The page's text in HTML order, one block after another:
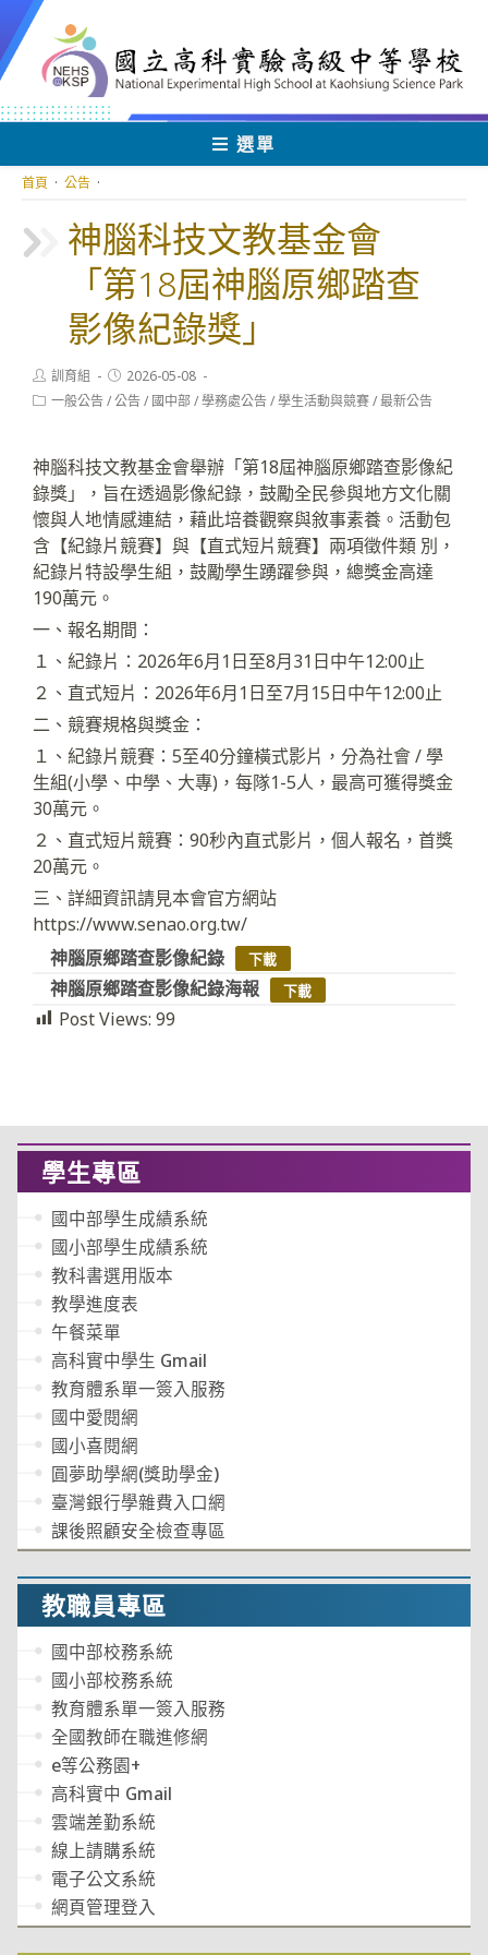
轉
至
要
容
選單
神腦科技文教基金會
「第18屆神腦原鄉踏查
影像紀錄獎」
首頁 · 公告 ·
Post
author:
訓育組
Post
published:
2026-05-08
Post一般公告/公告/ 國中部/學務處公告/學生活動與競賽/最新公告
神腦科技文教基金會舉辦「第18屆神腦原鄉踏查影像紀
錄獎」，旨在透過影像紀錄，鼓勵全民參與地方文化關
懷與人地情感連結，藉此培養觀察與敘事素養。活動包
含【紀錄片競賽】與【直式短片競賽】兩項徵件類 別，
紀錄片特設學生組，鼓勵學生踴躍參與，總獎金高達
190萬元。
一、報名期間：
１、紀錄片：2026年6月1日至8月31日中午12:00止
２、直式短片：2026年6月1日至7月15日中午12:00止
二、競賽規格與獎金：
１、紀錄片競賽：5至40分鐘橫式影片，分為社會 / 學
生組(小學、中學、大專)，每隊1-5人，最高可獲得獎金
30萬元。
２、直式短片競賽：90秒內直式影片，個人報名，首獎
20萬元。
三、詳細資訊請見本會官方網站
https://www.senao.org.tw/
神腦原鄉踏查影像紀錄
下載
神腦原鄉踏查影像紀錄海報 下載
Post Views: 99
學生專區
國中部學生成績系統
國小部學生成績系統
教科書選用版本
教學進度表
午餐菜單
高科實中學生 Gmail
教育體系單一簽入服務
國中愛閱網
國小喜閱網
圓夢助學網(獎助學金)
臺灣銀行學雜費入口網
課後照顧安全檢查專區
教職員專區
國中部校務系統
國小部校務系統
教育體系單一簽入服務
全國教師在職進修網
e等公務園+
高科實中 Gmail
雲端差勤系統
線上請購系統
電子公文系統
網頁管理登入